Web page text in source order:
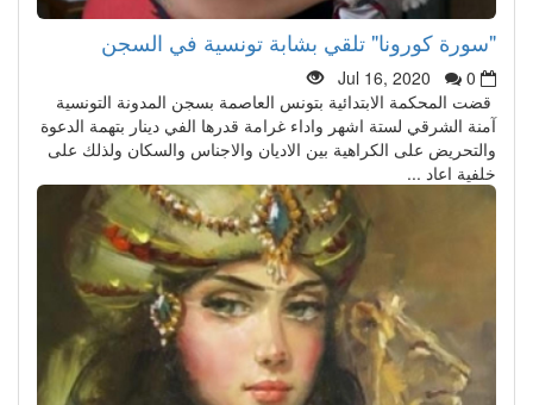
"سورة كورونا" تلقي بشابة تونسية في السجن
Jul 16, 2020
0
قضت المحكمة الابتدائية بتونس العاصمة بسجن المدونة التونسية
آمنة الشرقي لستة اشهر واداء غرامة قدرها الفي دينار بتهمة الدعوة
والتحريض على الكراهية بين الاديان والاجناس والسكان ولذلك على
خلفية اعاد ...